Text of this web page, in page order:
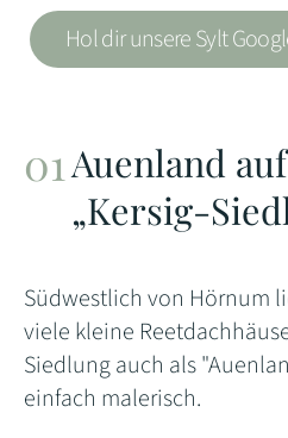
Hol dir unsere Sylt
Auenland
„Kersig-
Südwestlich von Hörnum
viele kleine
Siedlung auch als
einfach malerisch.